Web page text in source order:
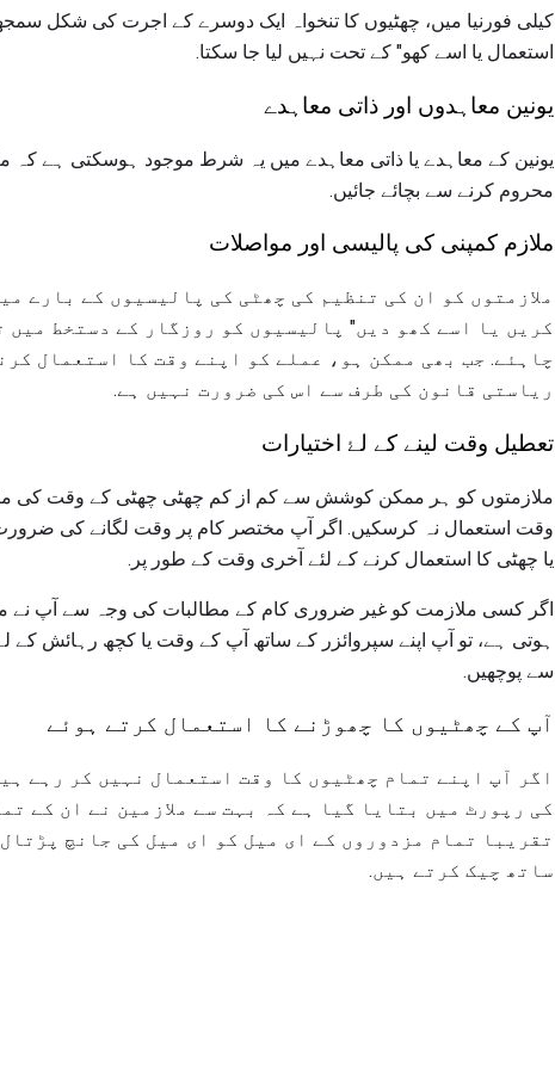
کیلی فورنیا میں، چھٹیوں کا تنخواہ ایک دوسرے کے اجرت کی شکل
استعمال یا اسے کھو" کے تحت نہیں لیا جا سکتا.
یونین معاہدوں اور ذاتی معاہدے
یونین کے معاہدے یا ذاتی معاہدے میں یہ شرط موجود ہوسکتی ہے
محروم کرنے سے بچائے جائیں.
ملازم کمپنی کی پالیسی اور مواصلات
ملازمتوں کو ان کی تنظیم کی چھٹی کی پالیسیوں کے بارے
کریں یا اسے کھو دیں" پالیسیوں کو روزگار کے دستخط
چاہئے. جب بھی ممکن ہو، عملے کو اپنے وقت کا استعمال
ریاستی قانون کی طرف سے اس کی ضرورت نہیں ہے.
تعطیل وقت لینے کے لۓ اختیارات
ملازمتوں کو ہر ممکن کوشش سے کم از کم چھٹی چھٹی کے وقت کی
وقت استعمال نہ کرسکیں. اگر آپ مختصر کام پر وقت لگانے کی
یا چھٹی کا استعمال کرنے کے لئے آخری وقت کے طور پر.
اگر کسی ملازمت کو غیر ضروری کام کے مطالبات کی وجہ سے آپ نے
ہوتی ہے، تو آپ اپنے سپروائزر کے ساتھ آپ کے وقت یا کچھ رہائش
سے پوچھیں.
آپ کے چھٹیوں کا چھوڑنے کا استعمال کرتے ہوئے
اگر آپ اپنے تمام چھٹیوں کا وقت استعمال نہیں کر رہے
کی رپورٹ میں بتایا گیا ہے کہ بہت سے ملازمین نے ان کے
تقریبا تمام مزدوروں کے ای میل کو ای میل کی جانچ
ساتھ چیک کرتے ہیں.